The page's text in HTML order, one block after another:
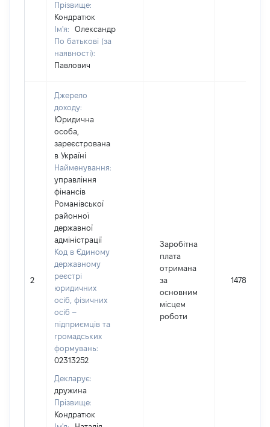
Прізвище:
Кондратюк
Ім'я:
Олександр
По батькові (за
наявності):
Павлович
2
Джерело
доходу:
Юридична
особа,
зареєстрована
в Україні
Найменування:
управління
фінансів
Романівської
районної
державної
адміністрації
Код в Єдиному
державному
реєстрі
юридичних
осіб, фізичних
осіб –
підприємців та
громадських
формувань:
02313252
Декларує:
дружина
Прізвище:
Кондратюк
Заробітна
плата
отримана
за
основним
місцем
роботи
147823